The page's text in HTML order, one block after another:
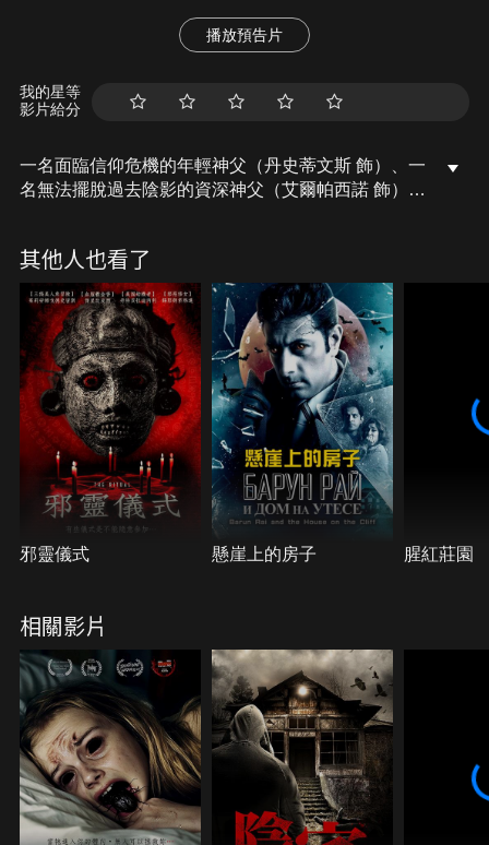
播放預告片
我的星等
影片給分
一名面臨信仰危機的年輕神父（丹史蒂文斯 飾）、一
名無法擺脫過去陰影的資深神父（艾爾帕西諾 飾），
其他人也看了
邪靈儀式 懸崖上的房子 腥紅莊園
相關影片